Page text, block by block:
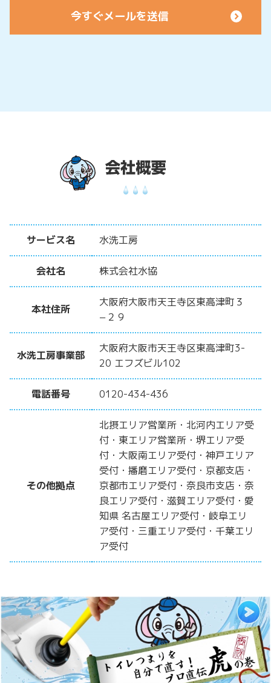
サービス名 水洗工房
会社名 株式会社水協
本社住所
大阪府大阪市天王寺区東高津町３
−２９
水洗工房事業部
大阪府大阪市天王寺区東高津町3-
20 エフズビル102
電話番号 0120-434-436
その他拠点
北摂エリア営業所・北河内エリア受
付・東エリア営業所・堺エリア受
付・大阪南エリア受付・神戸エリア
受付・播磨エリア受付・京都支店・
京都市エリア受付・奈良市支店・奈
良エリア受付・滋賀エリア受付・愛
知県 名古屋エリア受付・岐阜エリ
ア受付・三重エリア受付・千葉エリ
ア受付